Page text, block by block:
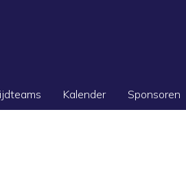
Kalender Sponsoren